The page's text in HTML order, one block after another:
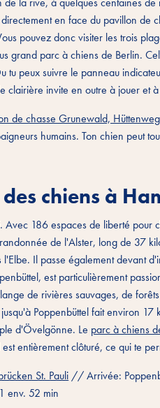
en face du pavillon de
pouvez donc visiter les trois
grand parc à chiens de Berlin.
peux suivre le panneau
clairière invite en outre à jouer et
de chasse Grunewald,
humains. Ton chien peut
chiens à
186 espaces de liberté pour
de l'Alster, long de 37
Il passe également devant
est particulièrement
de rivières sauvages, de
Poppenbüttel fait environ
d'Övelgönne. Le parc à chiens
entièrement clôturé, ce qui te
St. Pauli // Arrivée:
env. 52 min